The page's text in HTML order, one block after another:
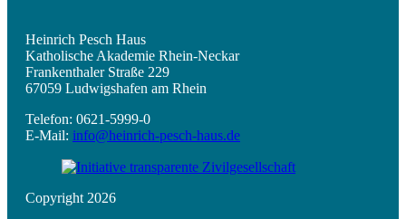
Heinrich Pesch Haus
Katholische Akademie Rhein-Neckar
Frankenthaler Straße 229
67059 Ludwigshafen am Rhein
Telefon: 0621-5999-0
E-Mail: info@heinrich-pesch-haus.de
Copyright 2026